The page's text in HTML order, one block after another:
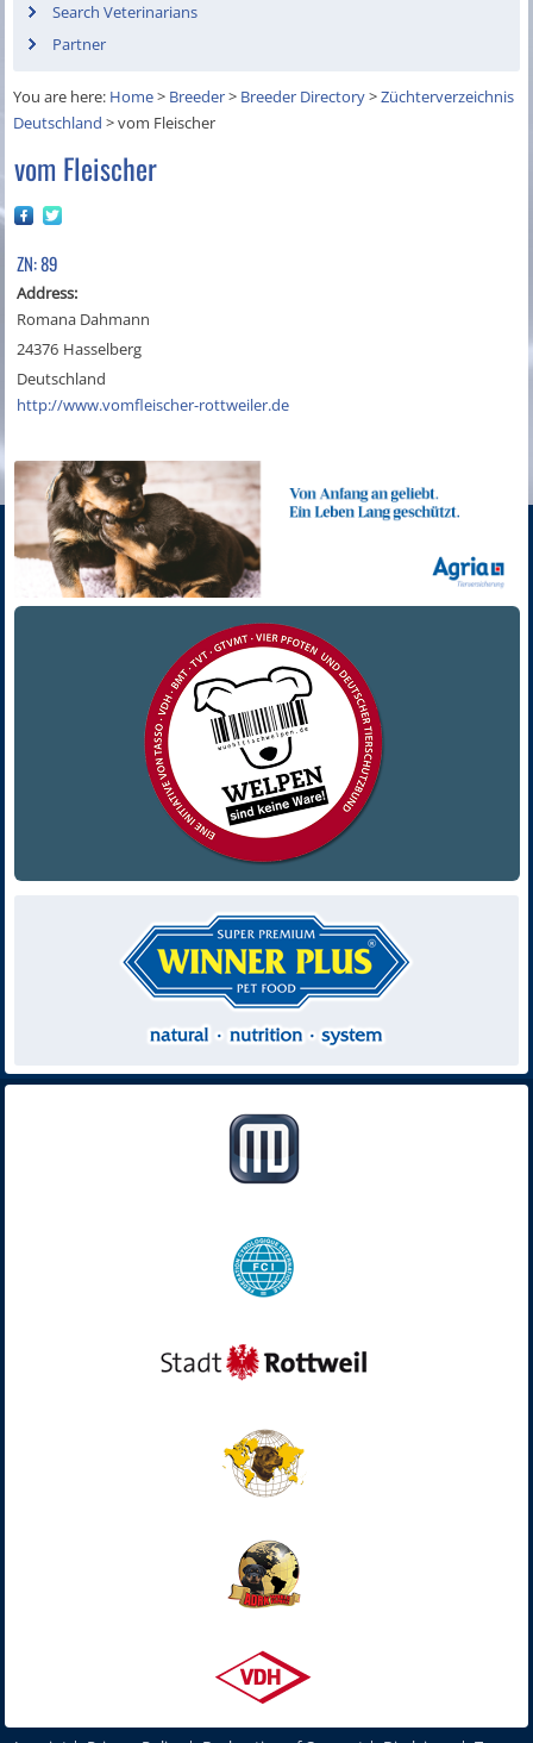
Search Veterinarians
Partner
You are here: Home> Breeder> Breeder Directory>Züchterverzeichnis
Deutschland >vom Fleischer
vom Fleischer
ZN: 89
Address:
Romana Dahmann
24376 Hasselberg
Deutschland
http://www.vomfleischer-rottweiler.de